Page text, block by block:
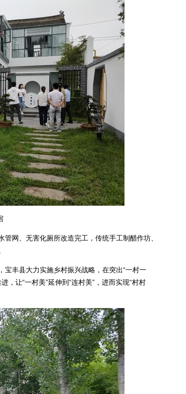
网、无害化厕所改造完工，传统手工制醋作坊、
丰县大力实施乡村振兴战略，在突出“一村一
，让“一村美”延伸到“连村美”，进而实现“村村